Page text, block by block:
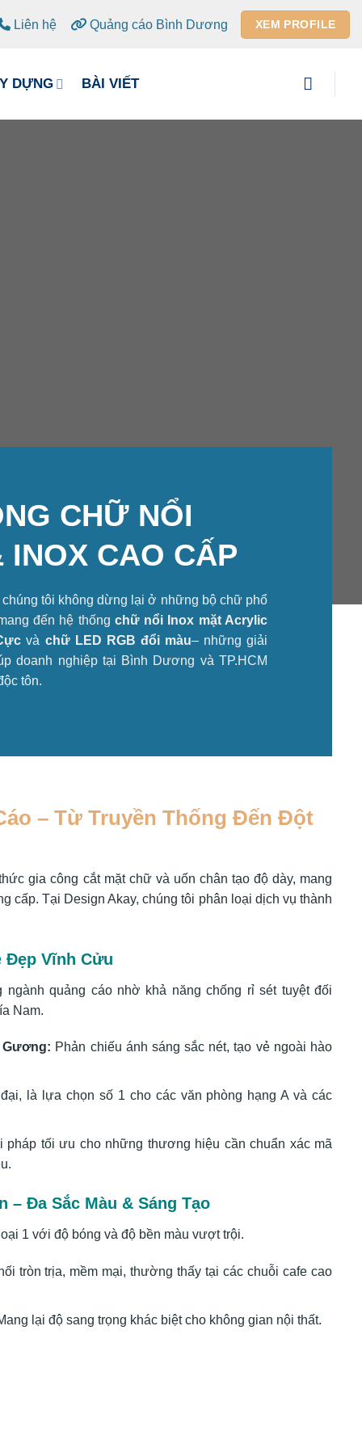
Liên hệ Quảng cáo Bình Dương XEM PROFILE
DỰNG BÀI VIẾT
CHỮ NỔI
INOX CAO CẤP
chúng tôi không dừng lại ở những bộ chữ phổ
đến hệ thống chữ nổi Inox mặt Acrylic
và chữ LED RGB đổi màu– những giải
doanh nghiệp tại Bình Dương và TP.HCM
tôn.
– Từ Truyền Thống Đến Đột
gia công cắt mặt chữ và uốn chân tạo độ dày, mang
cấp. Tại Design Akay, chúng tôi phân loại dịch vụ thành
Đẹp Vĩnh Cửu
ngành quảng cáo nhờ khả năng chống rỉ sét tuyệt đối
Nam.
Gương: Phản chiếu ánh sáng sắc nét, tạo vẻ ngoài hào
là lựa chọn số 1 cho các văn phòng hạng A và các
pháp tối ưu cho những thương hiệu cần chuẩn xác mã
– Đa Sắc Màu & Sáng Tạo
1 với độ bóng và độ bền màu vượt trội.
tròn trịa, mềm mại, thường thấy tại các chuỗi cafe cao
lại độ sang trọng khác biệt cho không gian nội thất.